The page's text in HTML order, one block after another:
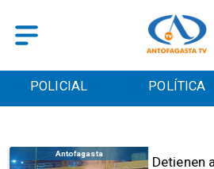
POLICIAL POLÍTICA
Antofagasta
Detienen